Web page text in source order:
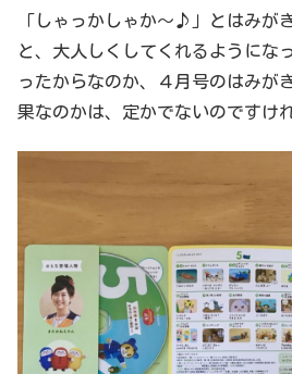
「しゃっかしゃか〜♪」とはみが
と、大人しくしてくれるようにな
ったからなのか、４月号のはみが
果なのかは、定かでないのですけ